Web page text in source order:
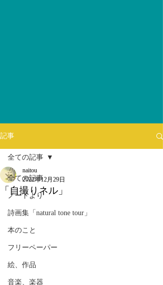
記事
全ての記事
ノートより
詩画集「natural tone tour」
本のこと
フリーペーパー
絵、作品
音楽、楽器
全ての記事
「自撮りネル」
naitou
2022年12月29日